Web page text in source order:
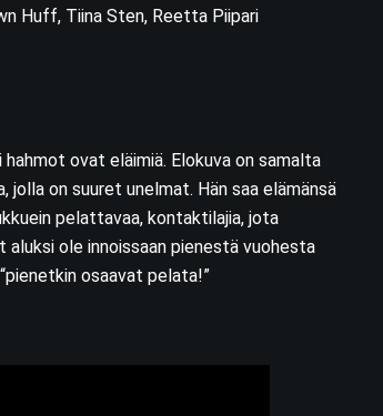
Huff, Tiina Sten, Reetta Piipari
ovat eläimiä. Elokuva on samalta
on suuret unelmat. Hän saa elämänsä
pelattavaa, kontaktilajia, jota
ole innoissaan pienestä vuohesta
osaavat pelata!”